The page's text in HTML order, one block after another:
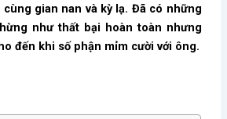
gian nan và kỳ lạ. Đã có những
như thất bại hoàn toàn nhưng
đến khi số phận mỉm cười với ông.